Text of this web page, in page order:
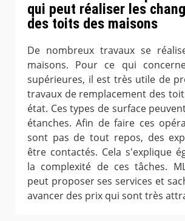
qui peut réaliser les
des toits des maisons
De nombreux travaux se
maisons. Pour ce qui
supérieures, il est très utile de
travaux de remplacement des
état. Ces types de surface
étanches. Afin de faire ces
sont pas de tout repos, des
être contactés. Cela s'explique
la complexité de ces tâches.
peut proposer ses services et
avancer des prix qui sont très